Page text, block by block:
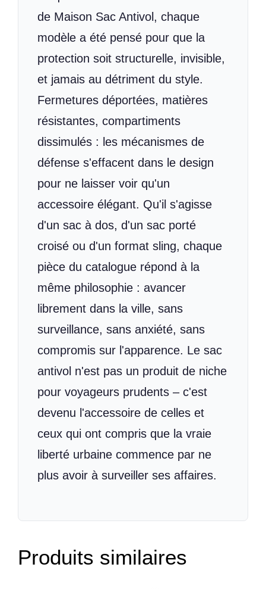
de Maison Sac Antivol, chaque
modèle a été pensé pour que la
protection soit structurelle, invisible,
et jamais au détriment du style.
Fermetures déportées, matières
résistantes, compartiments
dissimulés : les mécanismes de
défense s'effacent dans le design
pour ne laisser voir qu'un
accessoire élégant. Qu'il s'agisse
d'un sac à dos, d'un sac porté
croisé ou d'un format sling, chaque
pièce du catalogue répond à la
même philosophie : avancer
librement dans la ville, sans
surveillance, sans anxiété, sans
compromis sur l'apparence. Le sac
antivol n'est pas un produit de niche
pour voyageurs prudents – c'est
devenu l'accessoire de celles et
ceux qui ont compris que la vraie
liberté urbaine commence par ne
plus avoir à surveiller ses affaires.
Produits similaires